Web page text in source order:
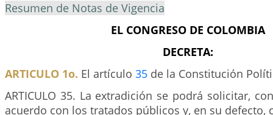
Resumen de Notas de Vigencia
EL CONGRESO DE COLOMBIA
DECRETA:
ARTICULO 1o. El artículo 35 de la Constitución
ARTICULO 35. La extradición se podrá solicitar,
acuerdo con los tratados públicos y, en su defecto,